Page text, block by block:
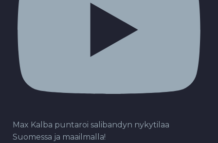
Max Kalba puntaroi salibandyn nykytilaa
Suomessa ja maailmalla!